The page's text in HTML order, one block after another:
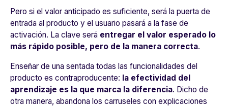
Pero si el valor anticipado es suficiente, será la puerta de
entrada al producto y el usuario pasará a la fase de
activación. La clave será entregar el valor esperado lo
más rápido posible, pero de la manera correcta.
Enseñar de una sentada todas las funcionalidades del
producto es contraproducente: la efectividad del
aprendizaje es la que marca la diferencia. Dicho de
otra manera, abandona los carruseles con explicaciones